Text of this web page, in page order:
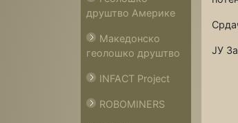
друштво Америке
Македонско
геолошко друштво
INFACT Project
ROBOMINERS
ЈУ